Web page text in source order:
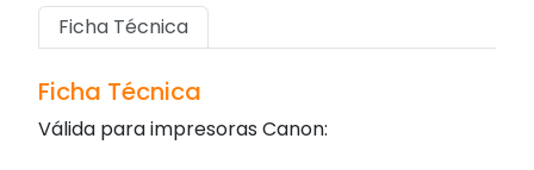
Ficha Técnica
Ficha Técnica
Válida para impresoras Canon: